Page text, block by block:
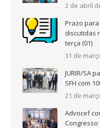
2 de abril
Prazo
discutidas
terça (01)
31 de
JURIR/SA
SFH com
21 de
Advocef
Congresso